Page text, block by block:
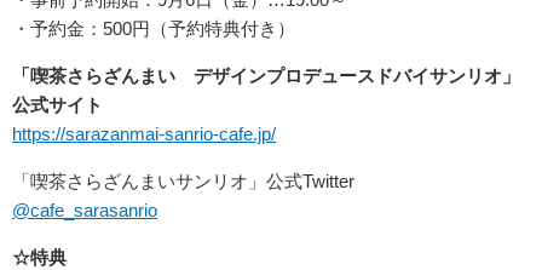
・予約金：500円（予約特典付き）
「喫茶さらざんまい デザインプロデュースドバイサンリオ」
公式サイト
https://sarazanmai-sanrio-cafe.jp/
「喫茶さらざんまいサンリオ」公式Twitter
@cafe_sarasanrio
☆特典